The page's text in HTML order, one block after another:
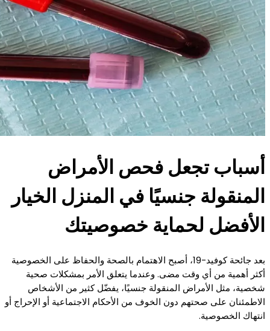
أسباب تجعل فحص الأمراض
المنقولة جنسيًا في المنزل الخيار
الأفضل لحماية خصوصيتك
بعد جائحة كوفيد-19، أصبح الاهتمام بالصحة والحفاظ على الخصوصية
أكثر أهمية من أي وقت مضى. وعندما يتعلق الأمر بمشكلات صحية
شخصية، مثل الأمراض المنقولة جنسيًا، يفضّل كثير من الأشخاص
الاطمئنان على صحتهم دون الخوف من الأحكام الاجتماعية أو الإحراج أو
انتهاك الخصوصية.